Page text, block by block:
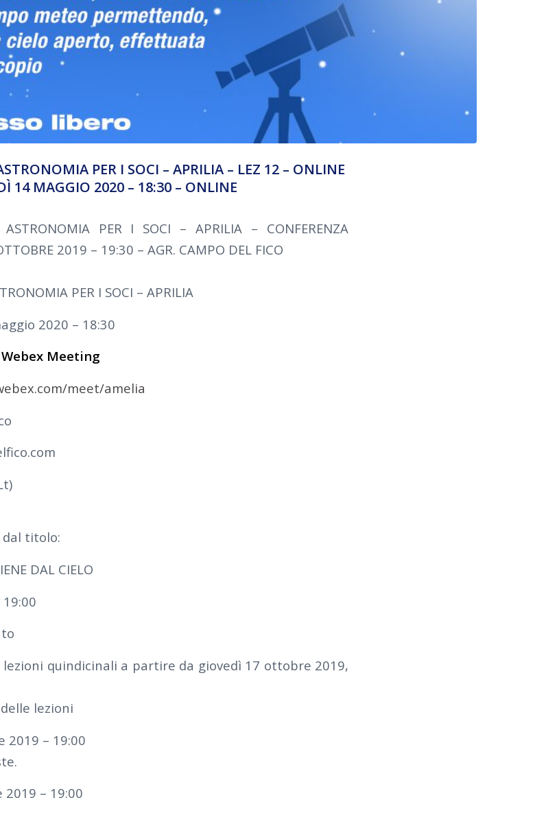
PER I SOCI – APRILIA – LEZ 12 – ONLINE
14 MAGGIO 2020 – 18:30 – ONLINE
PER I SOCI – APRILIA – CONFERENZA
2019 – 19:30 – AGR. CAMPO DEL FICO
PER I SOCI – APRILIA
2020 – 18:30
Meeting
meet/amelia
dal titolo:
DAL CIELO
lezioni quindicinali a partire da giovedì 17 ottobre 2019,
lezioni
2019 – 19:00
– 19:00